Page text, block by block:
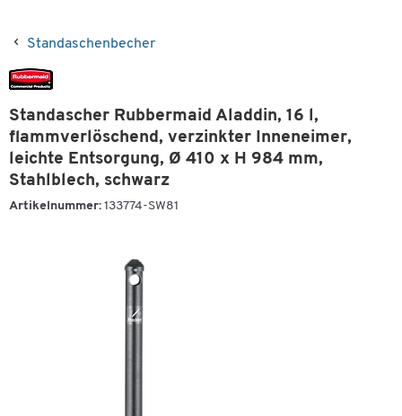
Standaschenbecher
Standascher Rubbermaid Aladdin, 16 l,
flammverlöschend, verzinkter Inneneimer,
leichte Entsorgung, Ø 410 x H 984 mm,
Stahlblech, schwarz
Artikelnummer: 133774-SW81